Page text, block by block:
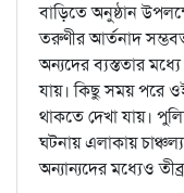
বাড়িতে অনুষ্ঠান
তরুণীর আর্তনাদ
অন্যদের ব্যস্ততার
যায়। কিছু সময় পরে
থাকতে দেখা যায়।
ঘটনায় এলাকায়
অন্যান্যদের মধ্যেও